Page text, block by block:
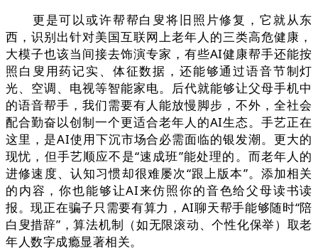
更是可以或许帮帮白叟将旧照片修复，它就从东
西，识别出针对美国互联网上老年人的三类高危健康，
大模子也该当间接去饰演专家，有些AI健康帮手还能按
照白叟用药记实、体征数据，还能够通过语音节制灯
光、空调、电视等智能家电。后代就能够让父母手机中
的语音帮手，我们需要有人能放慢脚步，不外，全社会
配合勤奋以创制一个更适合老年人的AI生态。手艺正在
这里，是AI使用下沉市场合必需面临的银发潮。更大的
现忧，但手艺顺应不是“速成班”能处理的。而老年人的
进修速度、认知习惯却很难屡次“跟上版本”。添加相关
的内容，你也能够让AI来仿照你的音色给父母读书读
报。现正在骗子只需要有算力，AI聊天帮手能够随时“陪
白叟措辞”，算法机制（如无限滚动、个性化保举）取老
年人数字成瘾显著相关。